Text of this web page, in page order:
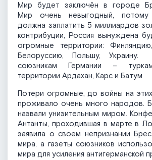
Мир будет заключён в городе
Мир очень невыгодный,
должна заплатить 5 миллиардов
контрибуции, Россия вынуждена
огромные территории:
Белоруссию, Польшу, Украину.
союзникам Германии –
территории Ардахан, Карс и Батум
Потери огромные, до войны на
проживало очень много народов.
назвали унизительным миром.
Антанты, проходившая в марте в
заявила о своем непризнании
мира, а газеты союзников
мира для усиления антигерманской